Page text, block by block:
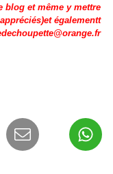
blog et même y mettre
égalementt